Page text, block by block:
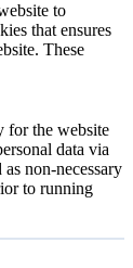
to
that ensures
These
for the website
data via
non-necessary
to running